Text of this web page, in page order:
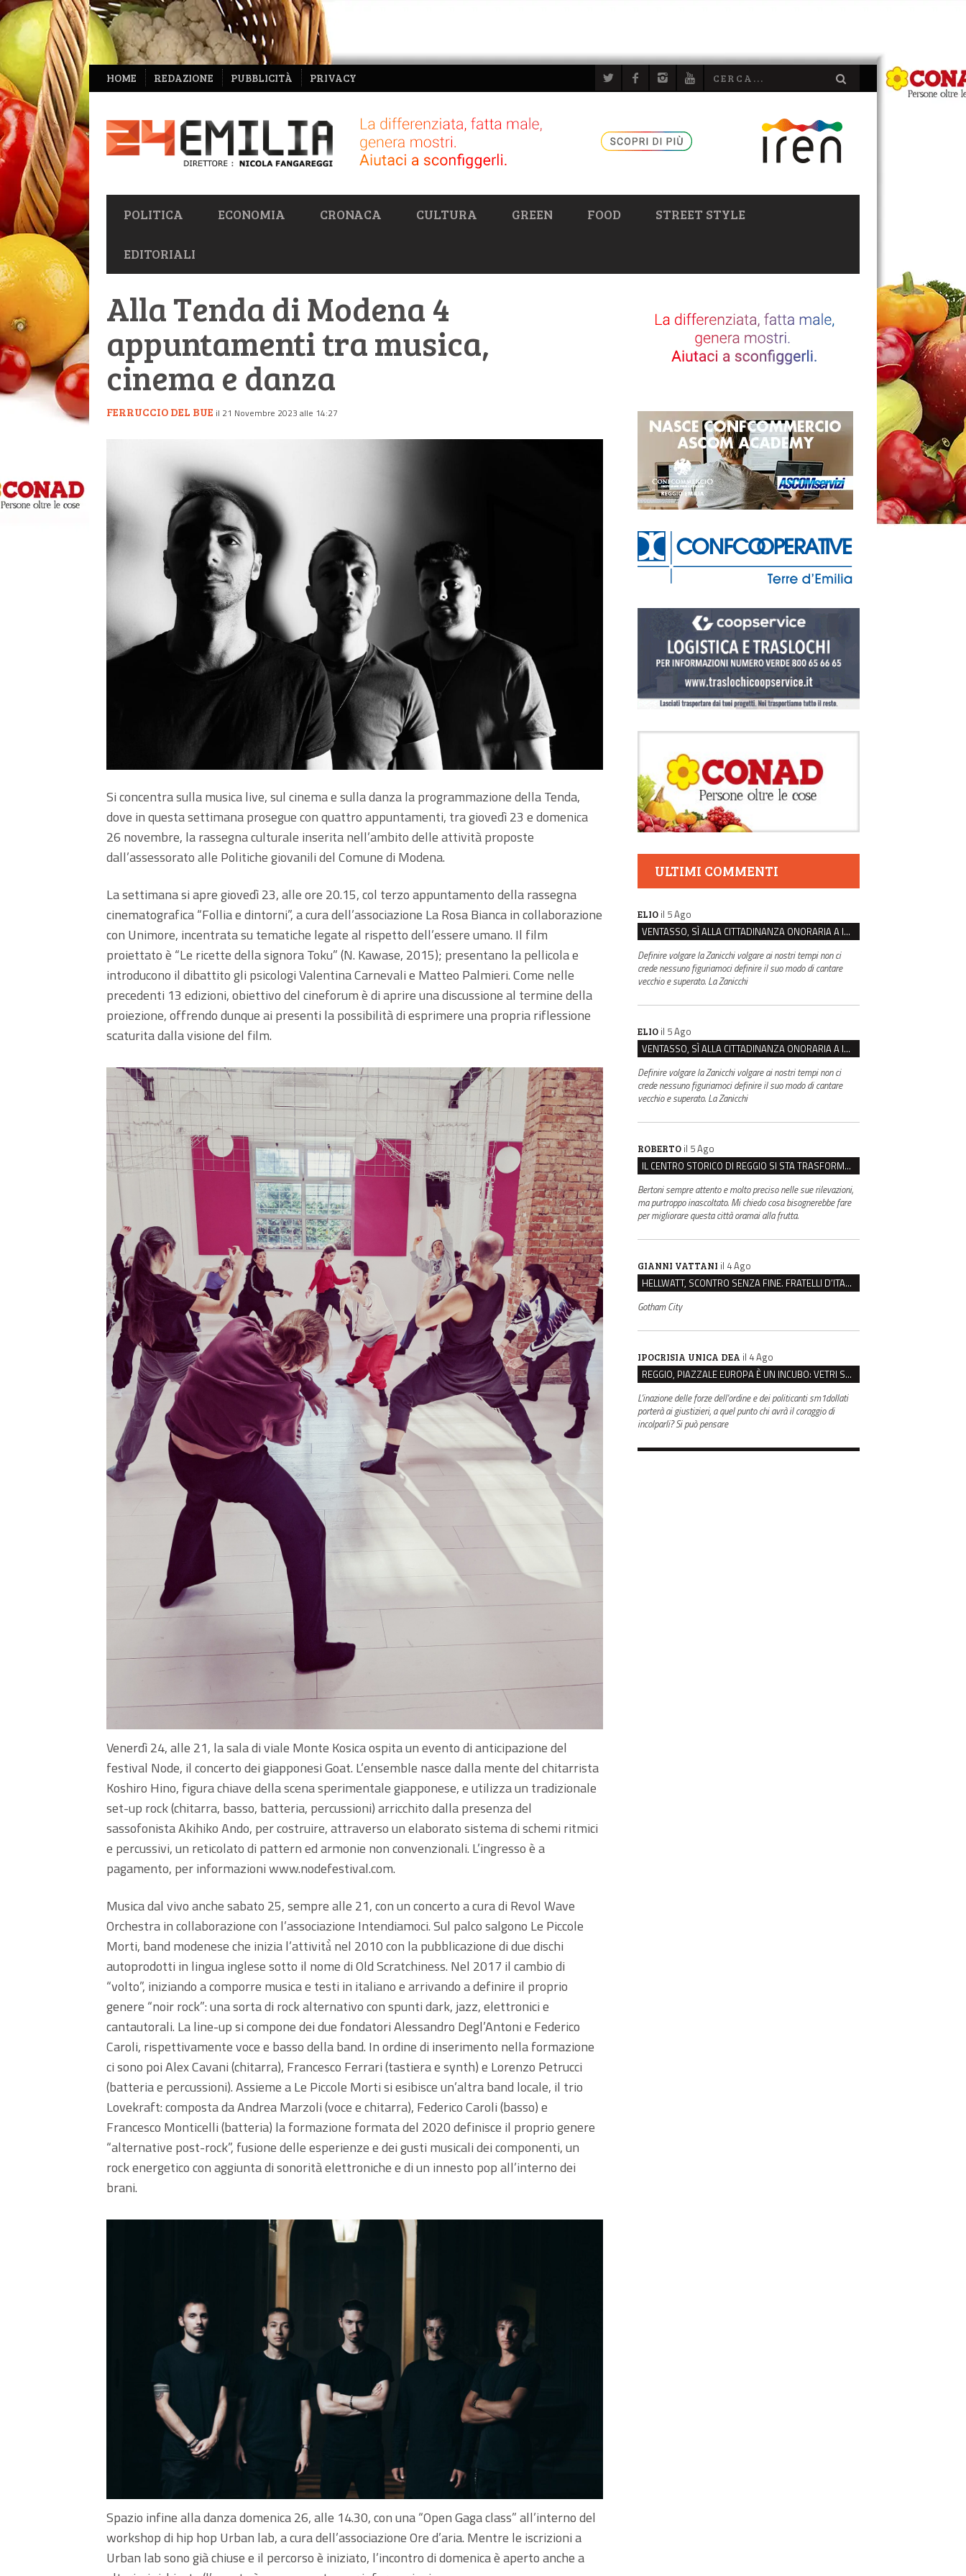
NAVIGAZIONE
SECONDARIA
HOME REDAZIONE PUBBLICITÀ PRIVACY
NAVIGAZIONE
PRIMARIA
POLITICA ECONOMIA CRONACA CULTURA GREEN FOOD STREET STYLE
EDITORIALI
Alla Tenda di Modena 4
appuntamenti tra musica,
cinema e danza
FERRUCCIO DEL BUE il 21 Novembre 2023 alle 14:27
Si concentra sulla musica live, sul cinema e sulla danza la programmazione della Tenda,
dove in questa settimana prosegue con quattro appuntamenti, tra giovedì 23 e domenica
26 novembre, la rassegna culturale inserita nell’ambito delle attività proposte
dall’assessorato alle Politiche giovanili del Comune di Modena.
La settimana si apre giovedì 23, alle ore 20.15, col terzo appuntamento della rassegna
cinematografica “Follia e dintorni”, a cura dell’associazione La Rosa Bianca in collaborazione
con Unimore, incentrata su tematiche legate al rispetto dell’essere umano. Il film
proiettato è “Le ricette della signora Toku” (N. Kawase, 2015); presentano la pellicola e
introducono il dibattito gli psicologi Valentina Carnevali e Matteo Palmieri. Come nelle
precedenti 13 edizioni, obiettivo del cineforum è di aprire una discussione al termine della
proiezione, offrendo dunque ai presenti la possibilità di esprimere una propria riflessione
scaturita dalla visione del film.
Venerdì 24, alle 21, la sala di viale Monte Kosica ospita un evento di anticipazione del
festival Node, il concerto dei giapponesi Goat. L’ensemble nasce dalla mente del chitarrista
Koshiro Hino, figura chiave della scena sperimentale giapponese, e utilizza un tradizionale
set-up rock (chitarra, basso, batteria, percussioni) arricchito dalla presenza del
sassofonista Akihiko Ando, per costruire, attraverso un elaborato sistema di schemi ritmici
e percussivi, un reticolato di pattern ed armonie non convenzionali. L’ingresso è a
pagamento, per informazioni www.nodefestival.com.
Musica dal vivo anche sabato 25, sempre alle 21, con un concerto a cura di Revol Wave
Orchestra in collaborazione con l’associazione Intendiamoci. Sul palco salgono Le Piccole
Morti, band modenese che inizia l’attività̀ nel 2010 con la pubblicazione di due dischi
autoprodotti in lingua inglese sotto il nome di Old Scratchiness. Nel 2017 il cambio di
“volto”, iniziando a comporre musica e testi in italiano e arrivando a definire il proprio
genere “noir rock”: una sorta di rock alternativo con spunti dark, jazz, elettronici e
cantautorali. La line-up si compone dei due fondatori Alessandro Degl’Antoni e Federico
Caroli, rispettivamente voce e basso della band. In ordine di inserimento nella formazione
ci sono poi Alex Cavani (chitarra), Francesco Ferrari (tastiera e synth) e Lorenzo Petrucci
(batteria e percussioni). Assieme a Le Piccole Morti si esibisce un’altra band locale, il trio
Lovekraft: composta da Andrea Marzoli (voce e chitarra), Federico Caroli (basso) e
Francesco Monticelli (batteria) la formazione formata del 2020 definisce il proprio genere
“alternative post-rock”, fusione delle esperienze e dei gusti musicali dei componenti, un
rock energetico con aggiunta di sonorità elettroniche e di un innesto pop all’interno dei
brani.
Spazio infine alla danza domenica 26, alle 14.30, con una “Open Gaga class” all’interno del
workshop di hip hop Urban lab, a cura dell’associazione Ore d’aria. Mentre le iscrizioni a
Urban lab sono già chiuse e il percorso è iniziato, l’incontro di domenica è aperto anche a
ULTIMI COMMENTI
ELIO il 5 Ago
VENTASSO, SÌ ALLA CITTADINANZA ONORARIA A IVA ZANICCHI. MA BARGIACCHI: “È DI PESSIMO GUSTO”
Definire volgare la Zanicchi volgare ai nostri tempi non ci
crede nessuno figuriamoci definire il suo modo di cantare
vecchio e superato. La Zanicchi
ELIO il 5 Ago
VENTASSO, SÌ ALLA CITTADINANZA ONORARIA A IVA ZANICCHI. MA BARGIACCHI: “È DI PESSIMO GUSTO”
Definire volgare la Zanicchi volgare ai nostri tempi non ci
crede nessuno figuriamoci definire il suo modo di cantare
vecchio e superato. La Zanicchi
ROBERTO il 5 Ago
IL CENTRO STORICO DI REGGIO SI STA TRASFORMANDO, E NON IN MEGLIO
Bertoni sempre attento e molto preciso nelle sue rilevazioni,
ma purtroppo inascoltato. Mi chiedo cosa bisognerebbe fare
per migliorare questa città oramai alla frutta.
GIANNI VATTANI il 4 Ago
HELLWATT, SCONTRO SENZA FINE. FRATELLI D’ITALIA: “MILANI PORTA DOCUMENTI, DE FRANCO INSULTI”
Gotham City
IPOCRISIA UNICA DEA il 4 Ago
REGGIO, PIAZZALE EUROPA È UN INCUBO: VETRI SPACCATI E FURTI SULLE AUTO IN SOSTA
L'inazione delle forze dell'ordine e dei politicanti sm1dollati
porterà ai giustizieri, a quel punto chi avrà il coraggio di
incolparli? Si può pensare